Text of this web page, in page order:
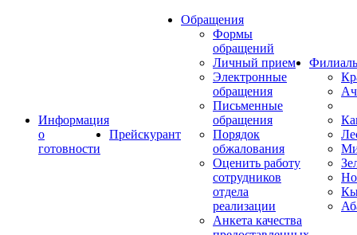
Информация
о
готовности
Прейскурант
Обращения
Формы
обращений
Личный прием
Электронные
обращения
Письменные
обращения
Порядок
обжалования
Оценить работу
сотрудников
отдела
реализации
Анкета качества